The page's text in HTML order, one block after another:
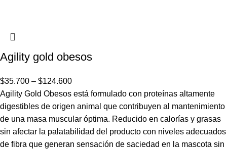
Agility gold obesos
$35.700 – $124.600
Agility Gold Obesos está formulado con proteínas altamente
digestibles de origen animal que contribuyen al mantenimiento
de una masa muscular óptima. Reducido en calorías y grasas
sin afectar la palatabilidad del producto con niveles adecuados
de fibra que generan sensación de saciedad en la mascota sin